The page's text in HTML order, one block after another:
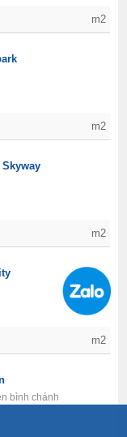
m2
m2
m2
m2
bình chánh